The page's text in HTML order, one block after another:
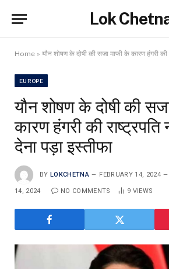
Lok
Home » यौन शोषण के दोषी की सजा माफी के कारण हंगरी की
EUROPE
यौन शोषण के दोषी की
कारण हंगरी की राष्ट्रपति
देना पड़ा इस्तीफा
BY LOKCHETNA FEBRUARY 14, 2024
14, 2024 NO COMMENTS 9 VIEWS